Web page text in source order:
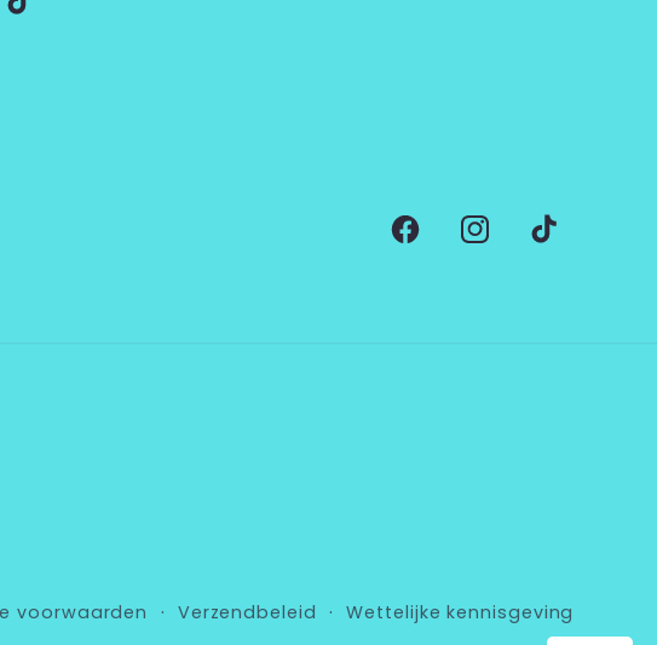
TikTok
FacebookInstagram
TikTok
voorwaarden Verzendbeleid Wettelijke kennisgeving